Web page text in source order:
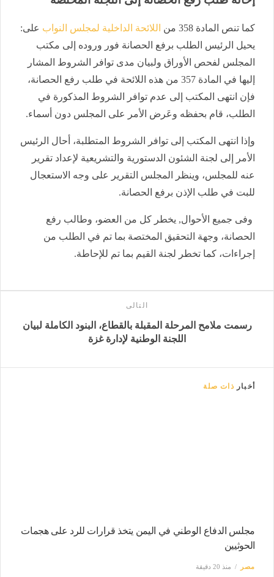
كما تنص المادة 358 من اللائحة الداخلية لمجلس النواب على:
يحيل الرئيس الطلب برفع الحصانة فور وروده إلى مكتب
المجلس لفحص الأوراق ولبيان مدى توافر الشروط المشار
إليها في المادة 357 من هذه اللائحة في طلب رفع الحصانة،
فإن انتهى المكتب إلى عدم توافر الشروط المذكورة في
الطلب، قام بحفظه وعَرض الأمر على المجلس دون أسماء.
وإذا انتهى المكتب إلى توافر الشروط المتطلبة، أحال الرئيس
الأمر إلى لجنة الشئون الدستورية والتشريعية لإعداد تقرير
عنه للمجلس، وينظر المجلس التقرير على وجه الاستعجال
للبت في طلب الإذن برفع الحصانة.
وفى جميع الأحوال, يخطر كل من العضو، وطالب رفع
الحصانة، وجهة التحقيق المختصة بما تم في الطلب من
إجراءات، كما تخطر لجنة القيم بما تم للإحاطة.
التالى
رسمت ملامح المرحلة المقبلة بالقطاع، البنود الكاملة لبيان
اللجنة الوطنية لإدارة غزة
أخبار ذات صلة
مجلس الدفاع الوطني في اليمن يتخذ قرارات للرد على هجمات
الحوثيين
مصر منذ 20 دقيقة